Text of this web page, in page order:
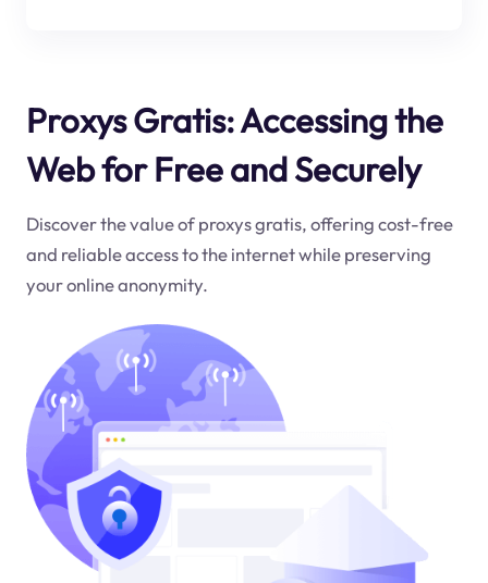
Proxys Gratis: Accessing the
Web for Free and Securely
Discover the value of proxys gratis, offering cost-free
and reliable access to the internet while preserving
your online anonymity.